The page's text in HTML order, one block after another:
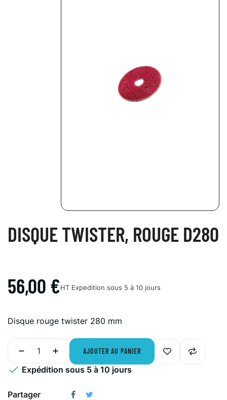
DISQUE TWISTER, ROUGE D280
56,00 €HT Expedition sous 5 à 10 jours
Disque rouge twister 280 mm
AJOUTER AU PANIER
 Expédition sous 5 à 10 jours
Partager